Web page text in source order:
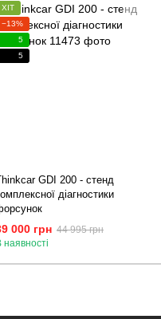
ХІТ
−13%
5
5
GDI 200 - стенд
діагностики
000 грн 44 995 грн
наявності